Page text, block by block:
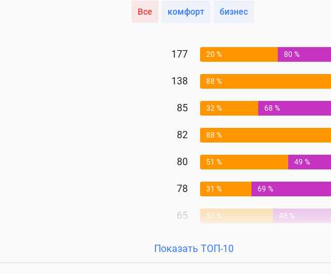
Все комфорт бизнес
177 20 % 80 %
138 88 %
85 32 % 68 %
82 88 %
80 51 % 49 %
78 31 % 69 %
65 52 % 48 %
Показать ТОП-10